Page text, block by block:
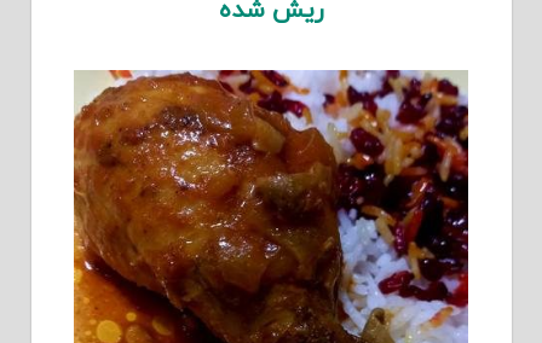
ریش شده